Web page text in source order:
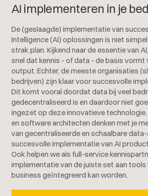
AI implementeren in je
De (geslaagde) implementatie van
Intelligence (AI) oplossingen is niet
strak plan. Kijkend naar de essentie van
snel dat kennis - of data - de basis vormt
output. Echter, de meeste organisaties
bedrijven) zijn klaar voor succesvolle
Dit komt vooral doordat data bij veel
gedecentraliseerd is en daardoor niet
ingezet op deze innovatieve
en software architecten denken met je
van gecentraliseerde en schaalbare
succesvolle implementatie van AI
Ook helpen we als full-service
implementatie van de juiste set aan tools
business geïntegreerd kan worden.